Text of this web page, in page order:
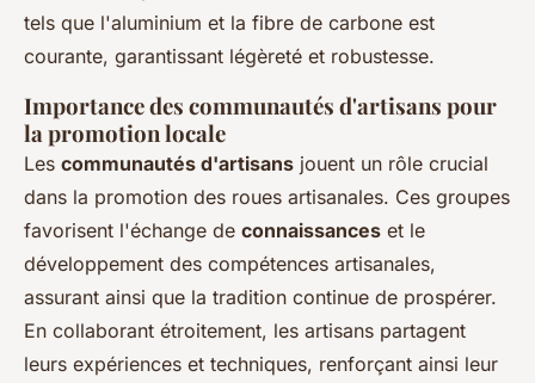
tels que l'aluminium et la fibre de carbone est
courante, garantissant légèreté et robustesse.
Importance des communautés d'artisans pour
la promotion locale
Les communautés d'artisans jouent un rôle crucial
dans la promotion des roues artisanales. Ces groupes
favorisent l'échange de connaissances et le
développement des compétences artisanales,
assurant ainsi que la tradition continue de prospérer.
En collaborant étroitement, les artisans partagent
leurs expériences et techniques, renforçant ainsi leur